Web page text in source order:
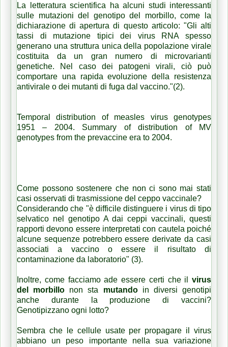
La letteratura scientifica ha alcuni studi interessanti
sulle mutazioni del genotipo del morbillo, come la
dichiarazione di apertura di questo articolo: "Gli alti
tassi di mutazione tipici dei virus RNA spesso
generano una struttura unica della popolazione virale
costituita da un gran numero di microvarianti
genetiche. Nel caso dei patogeni virali, ciò può
comportare una rapida evoluzione della resistenza
antivirale o dei mutanti di fuga dal vaccino."(2).
Temporal distribution of measles virus genotypes
1951 – 2004. Summary of distribution of MV
genotypes from the prevaccine era to 2004.
Come possono sostenere che non ci sono mai stati
casi osservati di trasmissione del ceppo vaccinale?
Considerando che "è difficile distinguere i virus di tipo
selvatico nel genotipo A dai ceppi vaccinali, questi
rapporti devono essere interpretati con cautela poiché
alcune sequenze potrebbero essere derivate da casi
associati a vaccino o essere il risultato di
contaminazione da laboratorio" (3).
Inoltre, come facciamo ade essere certi che il virus
del morbillo non sta mutandoin diversi genotipi
anche durante la produzione di vaccini?
Genotipizzano ogni lotto?
Sembra che le cellule usate per propagare il virus
abbiano un peso importante nella sua variazione